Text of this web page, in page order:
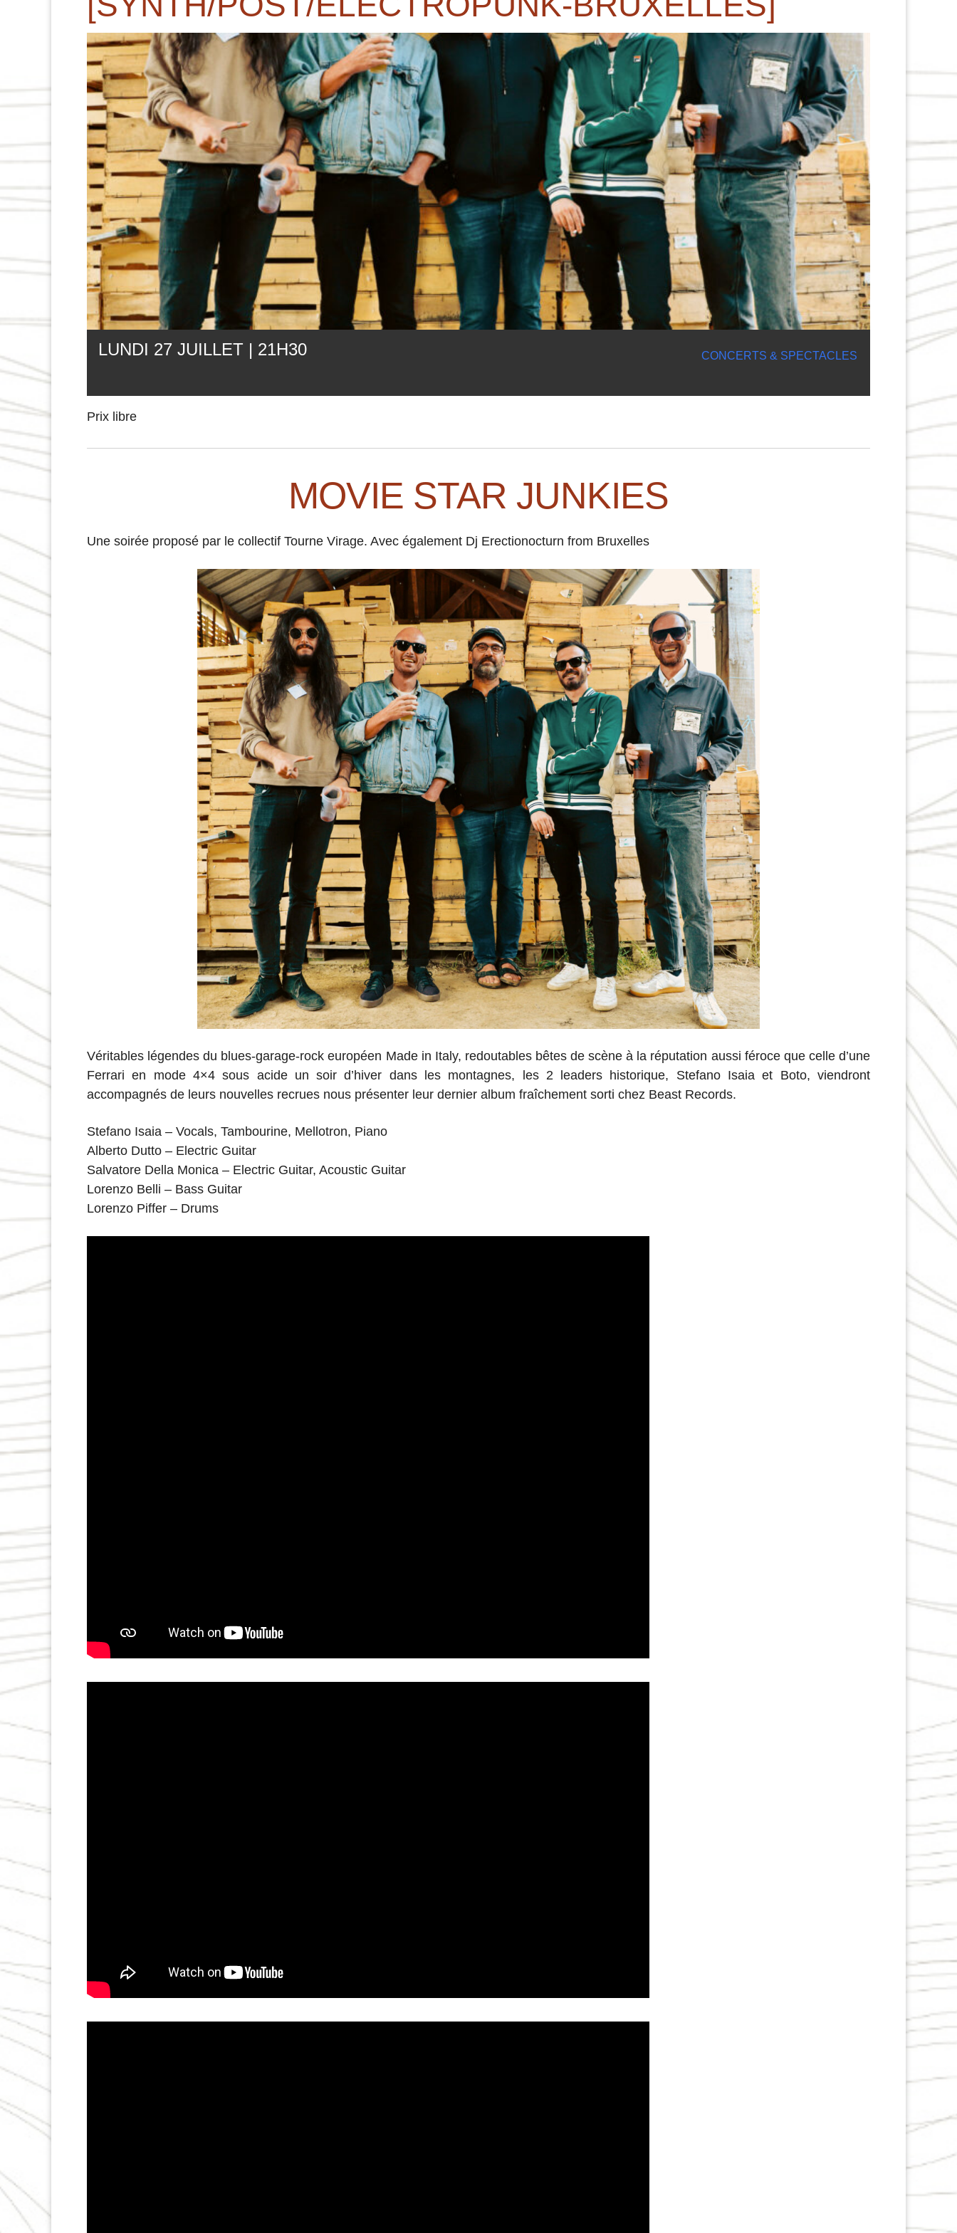
LUNDI 27 JUILLET | 21H30 CONCERTS & SPECTACLES
Prix libre
MOVIE STAR JUNKIES
Une soirée proposé par le collectif Tourne Virage. Avec également Dj Erectionocturn from Bruxelles
Véritables légendes du blues-garage-rock européen Made in Italy, redoutables bêtes de scène à la réputation aussi féroce que celle d’une
Ferrari en mode 4×4 sous acide un soir d’hiver dans les montagnes, les 2 leaders historique, Stefano Isaia et Boto, viendront
accompagnés de leurs nouvelles recrues nous présenter leur dernier album fraîchement sorti chez Beast Records.
Stefano Isaia – Vocals, Tambourine, Mellotron, Piano
Alberto Dutto – Electric Guitar
Salvatore Della Monica – Electric Guitar, Acoustic Guitar
Lorenzo Belli – Bass Guitar
Lorenzo Piffer – Drums